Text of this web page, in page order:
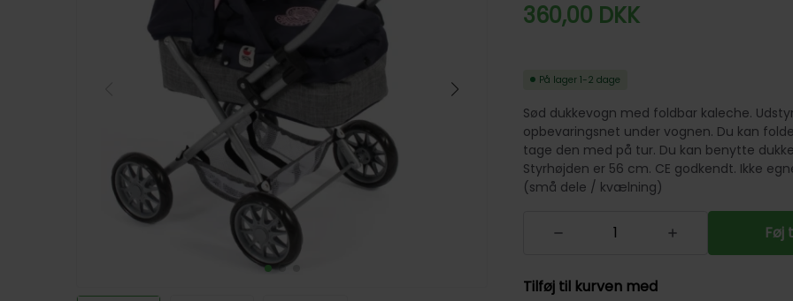
360,00 DKK
På lager 1-2 dage
Sød dukkevogn med foldbar kaleche.
opbevaringsnet under vognen. Du kan
tage den med på tur. Du kan benytte
Styrhøjden er 56 cm. CE godkendt. Ikke
(små dele / kvælning)
Føj
Tilføj til kurven med